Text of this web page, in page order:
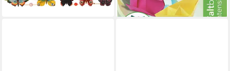
lieferbar - in 4-5 Werktagen bei dir